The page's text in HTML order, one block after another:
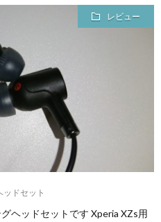
レビュー
ッドセット
ヘッドセットです Xperia XZs用